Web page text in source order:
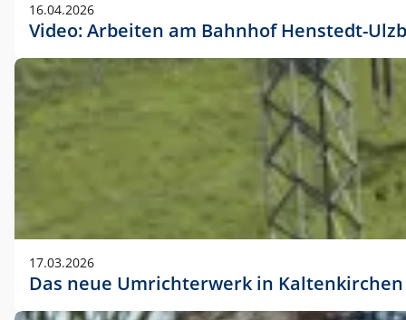
16.04.2026
Video: Arbeiten am Bahnhof Henstedt-
17.03.2026
Das neue Umrichterwerk in Kaltenkirchen